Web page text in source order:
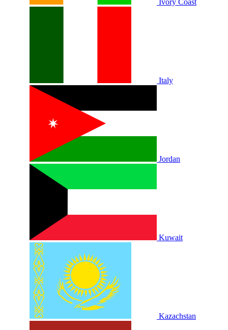
Ivory Coast
Italy
Jordan
Kuwait
Kazachstan